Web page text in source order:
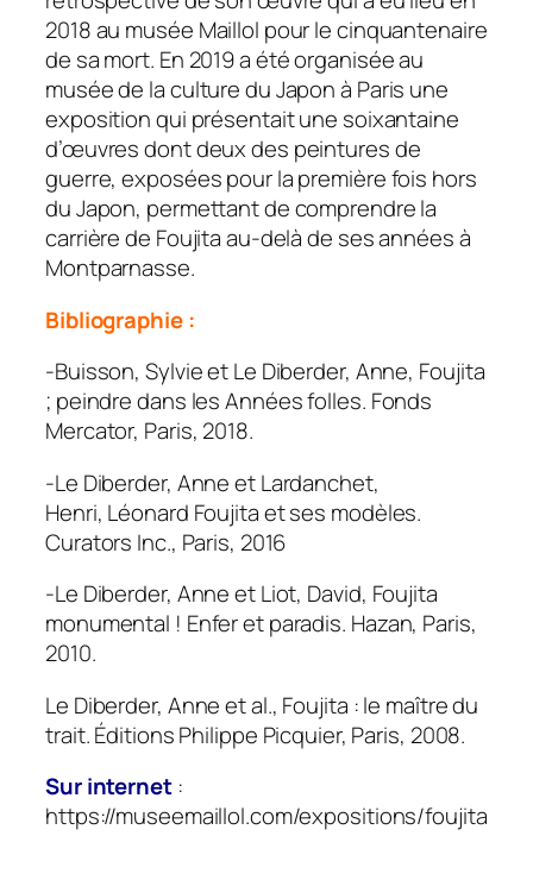
2018 au musée Maillol pour le cinquantenaire
de sa mort. En 2019 a été organisée au
musée de la culture du Japon à Paris une
exposition qui présentait une soixantaine
d’œuvres dont deux des peintures de
guerre, exposées pour la première fois hors
du Japon, permettant de comprendre la
carrière de Foujita au-delà de ses années à
Montparnasse.
Bibliographie :
-Buisson, Sylvie et Le Diberder, Anne, Foujita
; peindre dans les Années folles. Fonds
Mercator, Paris, 2018.
-Le Diberder, Anne et Lardanchet,
Henri, Léonard Foujita et ses modèles.
Curators Inc., Paris, 2016
-Le Diberder, Anne et Liot, David, Foujita
monumental ! Enfer et paradis. Hazan, Paris,
2010.
Le Diberder, Anne et al., Foujita : le maître du
trait. Éditions Philippe Picquier, Paris, 2008.
Sur internet:
https://museemaillol.com/expositions/foujita